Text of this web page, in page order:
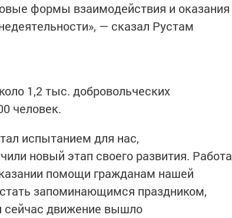
формы взаимодействия и оказания
— сказал Рустам
1,2 тыс. добровольческих
человек.
испытанием для нас,
новый этап своего развития. Работа
помощи гражданам нашей
запоминающимся праздником,
сейчас движение вышло